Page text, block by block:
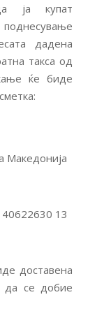
ја купат
поднесување
дадена
такса од
ќе биде
Македонија
13
доставена
да се добие